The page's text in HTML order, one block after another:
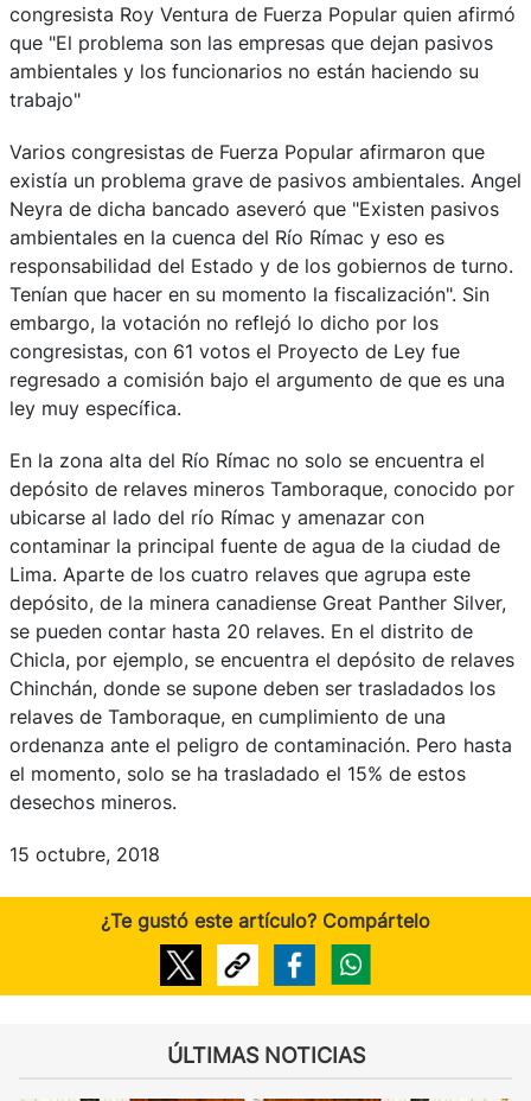
congresista Roy Ventura de Fuerza Popular quien afirmó
que "El problema son las empresas que dejan pasivos
ambientales y los funcionarios no están haciendo su
trabajo"
Varios congresistas de Fuerza Popular afirmaron que
existía un problema grave de pasivos ambientales. Angel
Neyra de dicha bancado aseveró que "Existen pasivos
ambientales en la cuenca del Río Rímac y eso es
responsabilidad del Estado y de los gobiernos de turno.
Tenían que hacer en su momento la fiscalización". Sin
embargo, la votación no reflejó lo dicho por los
congresistas, con 61 votos el Proyecto de Ley fue
regresado a comisión bajo el argumento de que es una
ley muy específica.
En la zona alta del Río Rímac no solo se encuentra el
depósito de relaves mineros Tamboraque, conocido por
ubicarse al lado del río Rímac y amenazar con
contaminar la principal fuente de agua de la ciudad de
Lima. Aparte de los cuatro relaves que agrupa este
depósito, de la minera canadiense Great Panther Silver,
se pueden contar hasta 20 relaves. En el distrito de
Chicla, por ejemplo, se encuentra el depósito de relaves
Chinchán, donde se supone deben ser trasladados los
relaves de Tamboraque, en cumplimiento de una
ordenanza ante el peligro de contaminación. Pero hasta
el momento, solo se ha trasladado el 15% de estos
desechos mineros.
15 octubre, 2018
¿Te gustó este artículo? Compártelo
ÚLTIMAS NOTICIAS